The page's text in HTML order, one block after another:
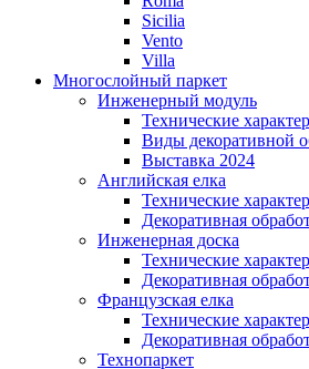
Sicilia
Vento
Villa
Многослойный паркет
Инженерный модуль
Технические
Виды декоративной
Выставка 2024
Английская елка
Технические
Декоративная
Инженерная доска
Технические
Декоративная
Французская елка
Технические
Декоративная
Технопаркет